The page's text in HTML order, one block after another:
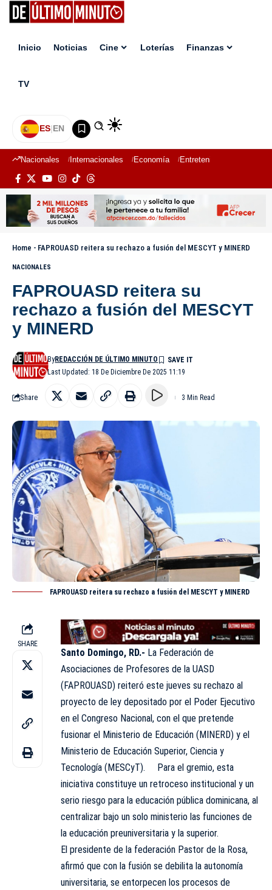
Inicio Noticias Cine Loterías Finanzas
TV
ES|EN
Nacionales Internacionales Economía Entretenimiento
Home - FAPROUASD reitera su rechazo a fusión del MESCYT y MINERD
NACIONALES
FAPROUASD reitera su
rechazo a fusión del MESCYT
y MINERD
Last Updated: 18 De Diciembre De 2025 11:19
ByREDACCIÓN DE ÚLTIMO MINUTO
Share 3 Min Read
FAPROUASD reitera su rechazo a fusión del MESCYT y MINERD
SHARE
Santo Domingo, RD.- La Federación de
Asociaciones de Profesores de la UASD
(FAPROUASD) reiteró este jueves su rechazo al
proyecto de ley depositado por el Poder Ejecutivo
en el Congreso Nacional, con el que pretende
fusionar el Ministerio de Educación (MINERD) y el
Ministerio de Educación Superior, Ciencia y
Tecnología (MESCyT). Para el gremio, esta
iniciativa constituye un retroceso institucional y un
serio riesgo para la educación pública dominicana, al
centralizar bajo un solo ministerio las funciones de
la educación preuniversitaria y la superior.
El presidente de la federación Pastor de la Rosa,
afirmó que con la fusión se debilita la autonomía
universitaria, se entorpecen los procesos de